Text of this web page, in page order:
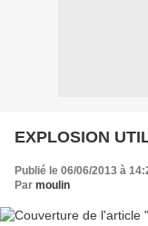
EXPLOSION
Publié le 06/06/2013 à
Par moulin